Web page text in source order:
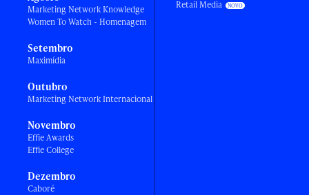
Marketing Network Knowledge
Women To Watch - Homenagem
Setembro
Maximídia
Outubro
Marketing Network Internacional
Novembro
Effie Awards
Effie College
Dezembro
Caboré
Retail Media